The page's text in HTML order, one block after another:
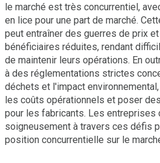
le marché est très concurrentiel,
en lice pour une part de marché.
peut entraîner des guerres de prix
bénéficiaires réduites, rendant
de maintenir leurs opérations. En
à des réglementations strictes
déchets et l'impact
les coûts opérationnels et poser
pour les fabricants. Les entreprises
soigneusement à travers ces défis
position concurrentielle sur le